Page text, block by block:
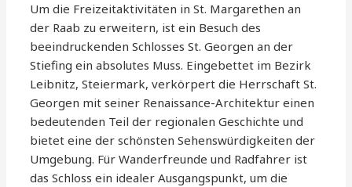
Um die Freizeitaktivitäten in St. Margarethen an
der Raab zu erweitern, ist ein Besuch des
beeindruckenden Schlosses St. Georgen an der
Stiefing ein absolutes Muss. Eingebettet im Bezirk
Leibnitz, Steiermark, verkörpert die Herrschaft St.
Georgen mit seiner Renaissance-Architektur einen
bedeutenden Teil der regionalen Geschichte und
bietet eine der schönsten Sehenswürdigkeiten der
Umgebung. Für Wanderfreunde und Radfahrer ist
das Schloss ein idealer Ausgangspunkt, um die